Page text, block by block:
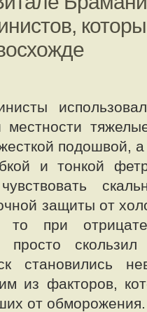
местности
подошвой, а
и тонкой
защиты от
то при
просто
становились
из факторов,
от обморожения.